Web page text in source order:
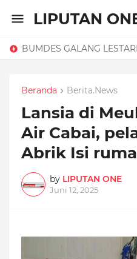
LIPUTAN
Beranda Berita.News
Lansia di
Air Cabai,
Abrik Isi
by LIPUTAN ONE
Juni 12, 2025